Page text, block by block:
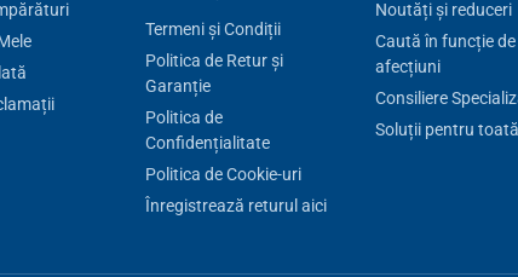
Termeni și Condiții
Politica de Retur și
Garanție
Politica de
Confidențialitate
Politica de Cookie-uri
Înregistrează returul aici
Noutăți și reduceri
Caută în funcție de
afecțiuni
Consiliere
Soluții pentru